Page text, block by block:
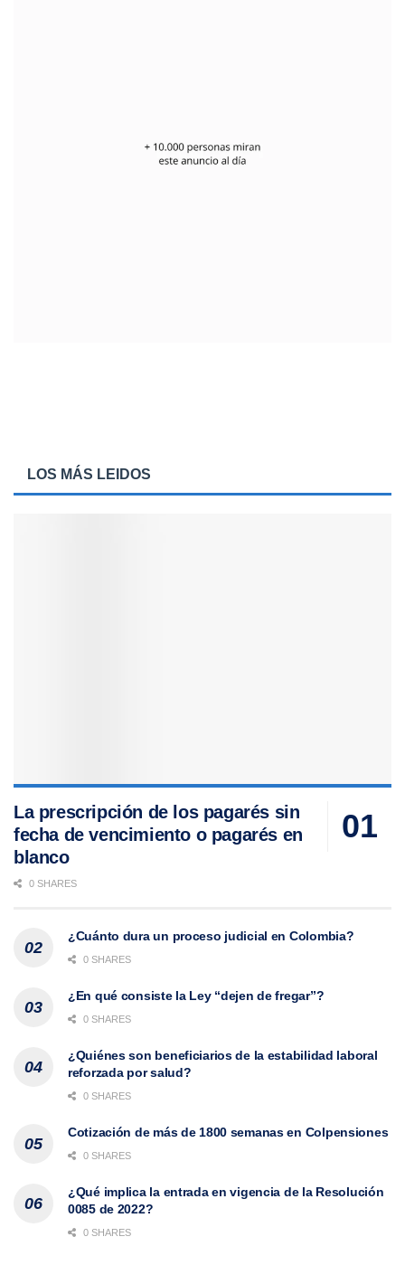
LOS MÁS LEIDOS
La prescripción de los pagarés sin
fecha de vencimiento o pagarés en
blanco
0 SHARES
¿Cuánto dura un proceso judicial en Colombia?
0 SHARES
¿En qué consiste la Ley “dejen de fregar”?
0 SHARES
¿Quiénes son beneficiarios de la estabilidad laboral
reforzada por salud?
0 SHARES
Cotización de más de 1800 semanas en Colpensiones
0 SHARES
¿Qué implica la entrada en vigencia de la Resolución
0085 de 2022?
0 SHARES